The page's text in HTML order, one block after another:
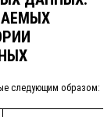
следующим образом: